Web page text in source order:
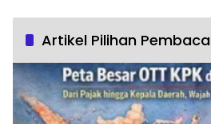
Artikel Pilihan Pembaca